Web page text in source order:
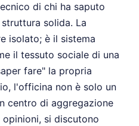
di chi ha saputo
solida. La
isolato; è il sistema
il tessuto sociale di una
fare" la propria
l'officina non è solo un
centro di aggregazione
si discutono